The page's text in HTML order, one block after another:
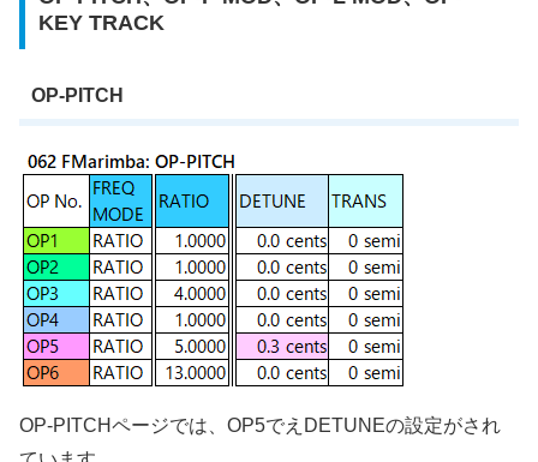
KEY TRACK
OP-PITCH
OP-PITCHページでは、OP5でえDETUNEの設定がされ